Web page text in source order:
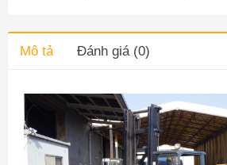
Mô tả Đánh giá (0)